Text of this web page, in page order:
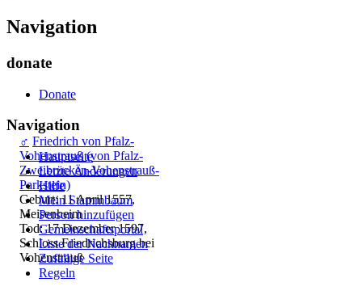
♂ Friedrich von Pfalz-
Vohenstrauß (von Pfalz-
Zweibrücken-Vohenstrauß-
Parkstein)
Geburt: 11 April 1557,
Meisenheim
Tod: 17 Dezember 1597,
Schloss Friedrichsburg bei
Vohenstrauß
Navigation
donate
Donate
Navigation
Hauptseite
Letzte Änderungen
Hilfe
Mein Stammbaum
Person hinzufügen
Gemeinschafts­portal
Liste der Nachnamen
Zufällige Seite
Regeln